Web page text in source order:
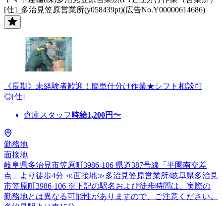
[仕]_多治見笠原営業所(y058439pt)(広告No.Y00000614686)
《長期》未経験者歓迎！簡単仕分け作業★シフト相談可
◎[仕]
倉庫スタッフ 時給1,200円〜
勤務地
面接地
岐阜県多治見市笠原町3986-106 県道387号線「平園南交差
点」より徒歩4分 ≪面接地≫多治見笠原営業所/岐阜県多治見
市笠原町3986-106 ※下記の駅名および徒歩時間は、実際の
勤務地とは異なる可能性がありますので、ご注意ください。